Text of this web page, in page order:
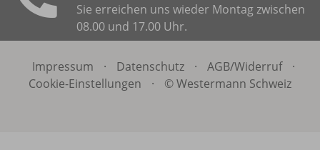
Sie erreichen uns wieder Montag zwischen
08.00 und 17.00 Uhr.
Impressum · Datenschutz · AGB/Widerruf
·
Cookie-Einstellungen
· © Westermann Schweiz